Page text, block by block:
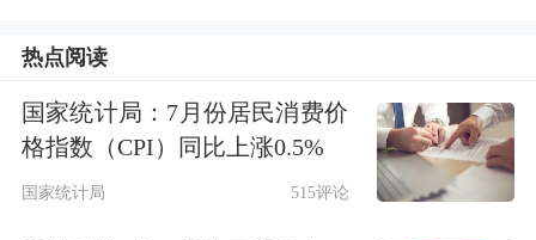
363.49点，收于51032.46点，涨幅为
0.72%，道指首次站稳51000点，本月累
热点阅读
国家统计局：7月份居民消费价
格指数（CPI）同比上涨0.5%
国家统计局 515评论